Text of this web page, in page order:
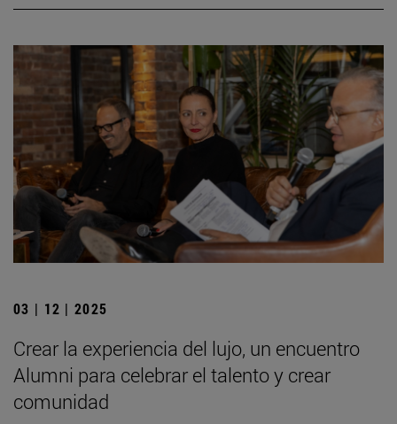
03 | 12 | 2025
Crear la experiencia del lujo, un encuentro
Alumni para celebrar el talento y crear
comunidad